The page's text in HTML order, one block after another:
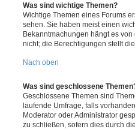
Was sind wichtige Themen?
Wichtige Themen eines Forums
sehen. Sie haben meist einen
Bekanntmachungen hängt es
nicht; die Berechtigungen stellt
Nach oben
Was sind geschlossene
Geschlossene Themen sind
laufende Umfrage, falls
Moderator oder Administrator
zu schließen, sofern dies durch